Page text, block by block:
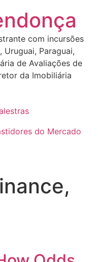
com incursões
Paraguai,
de Avaliações de
da Imobiliária
do Mercado